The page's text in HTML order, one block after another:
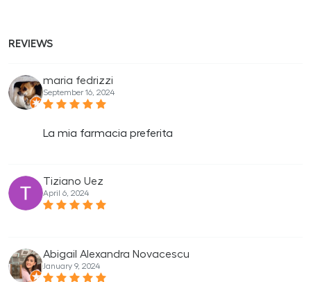
REVIEWS
maria fedrizzi
September 16, 2024
La mia farmacia preferita
Tiziano Uez
April 6, 2024
Abigail Alexandra Novacescu
January 9, 2024